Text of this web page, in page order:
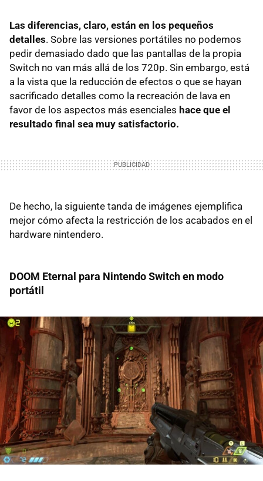
Las diferencias, claro, están en los pequeños
detalles. Sobre las versiones portátiles no podemos
pedir demasiado dado que las pantallas de la propia
Switch no van más allá de los 720p. Sin embargo, está
a la vista que la reducción de efectos o que se hayan
sacrificado detalles como la recreación de lava en
favor de los aspectos más esenciales hace que el
resultado final sea muy satisfactorio.
De hecho, la siguiente tanda de imágenes ejemplifica
mejor cómo afecta la restricción de los acabados en el
hardware nintendero.
DOOM Eternal para Nintendo Switch en modo
portátil